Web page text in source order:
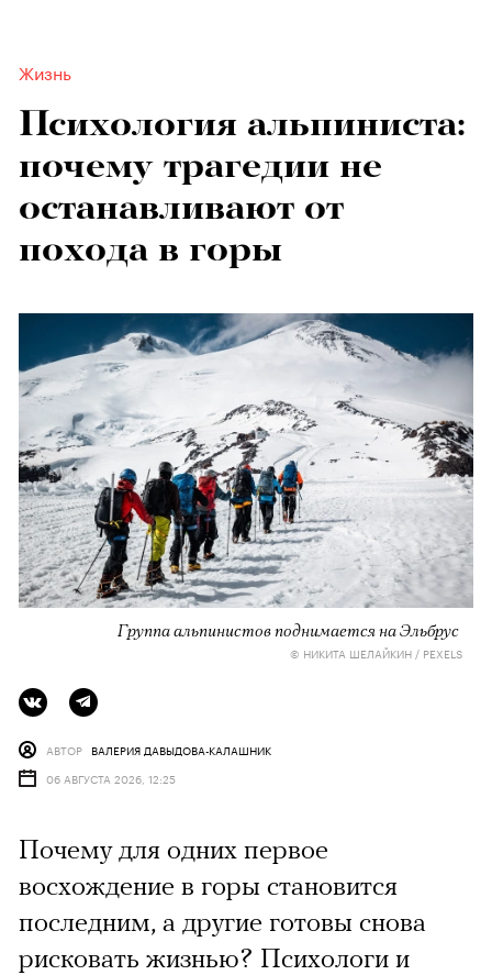
Жизнь
Психология альпиниста:
почему трагедии не
останавливают от
похода в горы
Группа альпинистов поднимается на Эльбрус
© НИКИТА ШЕЛАЙКИН / PEXELS
АВТОР ВАЛЕРИЯ ДАВЫДОВА-КАЛАШНИК
06 АВГУСТА 2026, 12:25
Почему для одних первое
восхождение в горы становится
последним, а другие готовы снова
рисковать жизнью? Психологи и